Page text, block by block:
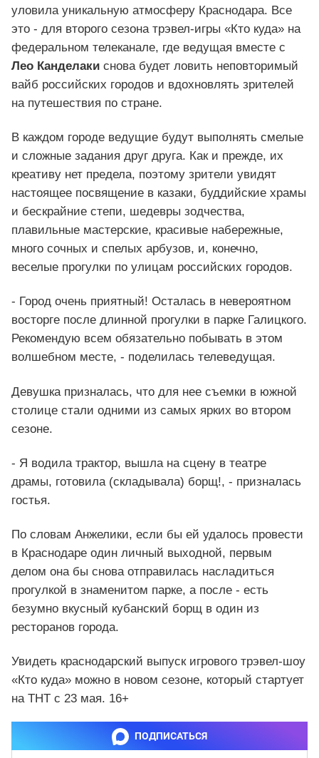
уловила уникальную атмосферу Краснодара. Все
это - для второго сезона трэвел-игры «Кто куда» на
федеральном телеканале, где ведущая вместе с
Лео Канделаки снова будет ловить неповторимый
вайб российских городов и вдохновлять зрителей
на путешествия по стране.
В каждом городе ведущие будут выполнять смелые
и сложные задания друг друга. Как и прежде, их
креативу нет предела, поэтому зрители увидят
настоящее посвящение в казаки, буддийские храмы
и бескрайние степи, шедевры зодчества,
плавильные мастерские, красивые набережные,
много сочных и спелых арбузов, и, конечно,
веселые прогулки по улицам российских городов.
- Город очень приятный! Осталась в невероятном
восторге после длинной прогулки в парке Галицкого.
Рекомендую всем обязательно побывать в этом
волшебном месте, - поделилась телеведущая.
Девушка призналась, что для нее съемки в южной
столице стали одними из самых ярких во втором
сезоне.
- Я водила трактор, вышла на сцену в театре
драмы, готовила (складывала) борщ!, - призналась
гостья.
По словам Анжелики, если бы ей удалось провести
в Краснодаре один личный выходной, первым
делом она бы снова отправилась насладиться
прогулкой в знаменитом парке, а после - есть
безумно вкусный кубанский борщ в один из
ресторанов города.
Увидеть краснодарский выпуск игрового трэвел-шоу
«Кто куда» можно в новом сезоне, который стартует
на ТНТ с 23 мая. 16+
ПОДПИСАТЬСЯ